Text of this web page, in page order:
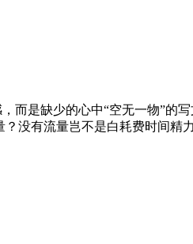
是缺少的心中“空无一物”的
没有流量岂不是白耗费时间精